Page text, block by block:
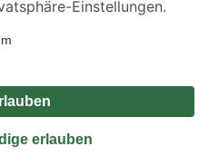
angegebenen Verfügbarkeiten beziehen
für Artikel mit Speditionsversand, hier
Vertrag widerrufen